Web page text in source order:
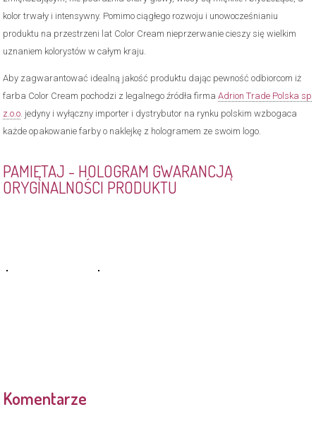
kolor trwały i intensywny. Pomimo ciągłego rozwoju i unowocześnianiu
produktu na przestrzeni lat Color Cream nieprzerwanie cieszy się wielkim
uznaniem kolorystów w całym kraju.
Aby zagwarantować idealną jakość produktu dając pewność odbiorcom iż
farba Color Cream pochodzi z legalnego źródła firmaAdrion Trade Polska sp
z.o.o . jedyny i wyłączny importer i dystrybutor na rynku polskim wzbogaca
każde opakowanie farby o naklejkę z hologramem ze swoim logo.
PAMIĘTAJ - HOLOGRAM GWARANCJĄ
ORYGINALNOŚCI PRODUKTU
Komentarze